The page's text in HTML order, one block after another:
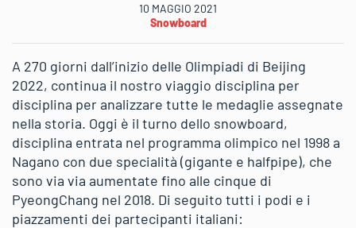
10 MAGGIO 2021
Snowboard
A 270 giorni dall’inizio delle Olimpiadi di Beijing
2022, continua il nostro viaggio disciplina per
disciplina per analizzare tutte le medaglie assegnate
nella storia. Oggi è il turno dello snowboard,
disciplina entrata nel programma olimpico nel 1998 a
Nagano con due specialità (gigante e halfpipe), che
sono via via aumentate fino alle cinque di
PyeongChang nel 2018. Di seguito tutti i podi e i
piazzamenti dei partecipanti italiani: